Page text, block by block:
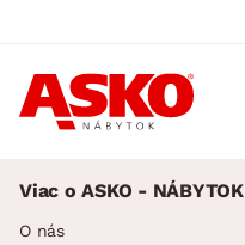
Viac o ASKO - NÁBYTOK
O nás